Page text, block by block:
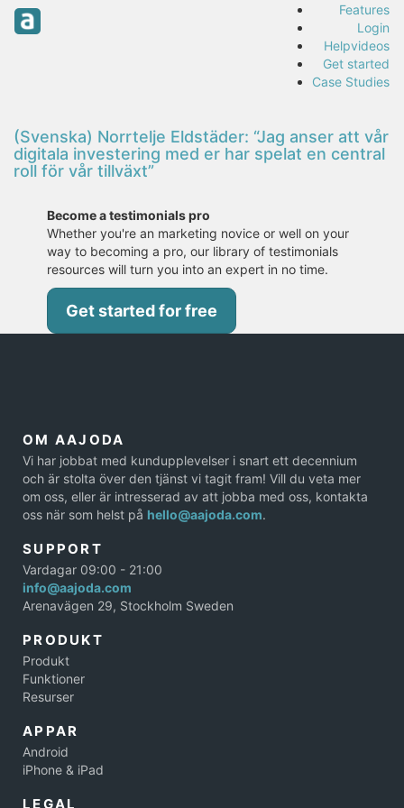
Features
Login
Helpvideos
Get started
Case Studies
(Svenska) Norrtelje Eldstäder: “Jag anser att vår
digitala investering med er har spelat en central
roll för vår tillväxt”
Become a testimonials pro
Whether you're an marketing novice or well on your
way to becoming a pro, our library of testimonials
resources will turn you into an expert in no time.
Get started for free
OM AAJODA
Vi har jobbat med kundupplevelser i snart ett decennium
och är stolta över den tjänst vi tagit fram! Vill du veta mer
om oss, eller är intresserad av att jobba med oss, kontakta
oss när som helst på hello@aajoda.com.
SUPPORT
Vardagar 09:00 - 21:00
info@aajoda.com
Arenavägen 29, Stockholm Sweden
PRODUKT
Produkt
Funktioner
Resurser
APPAR
Android
iPhone & iPad
LEGAL